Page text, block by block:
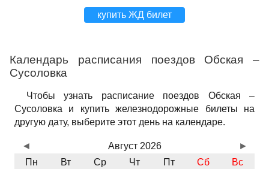
купить ЖД билет
Календарь расписания поездов Обская –
Сусоловка
Чтобы узнать расписание поездов Обская –
Сусоловка и купить железнодорожные билеты на
другую дату, выберите этот день на календаре.
Август 2026
Пн
Вт Ср Чт Пт Сб
Вс
◄ ►